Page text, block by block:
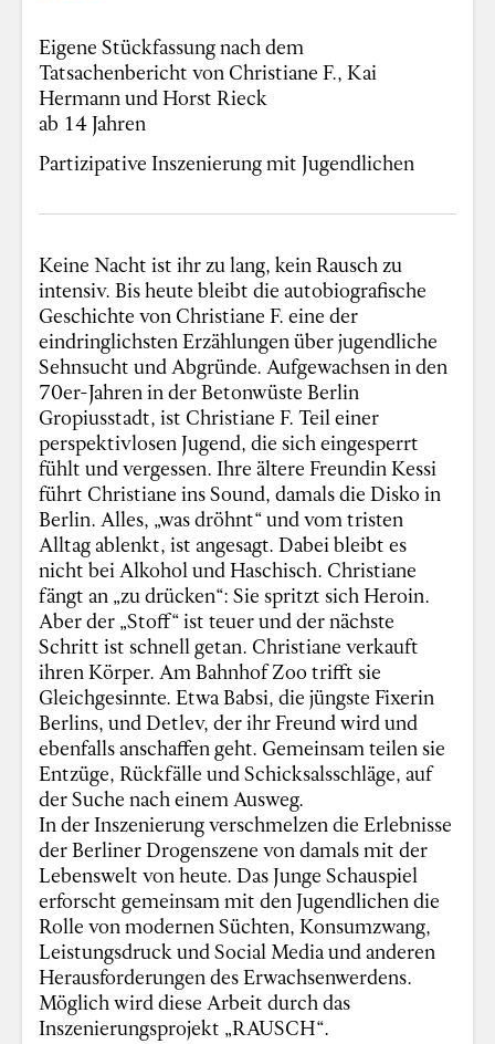
Eigene Stückfassung nach dem
Tatsachenbericht von Christiane F., Kai
Hermann und Horst Rieck
ab 14 Jahren
Partizipative Inszenierung mit Jugendlichen
Keine Nacht ist ihr zu lang, kein Rausch zu
intensiv. Bis heute bleibt die autobiografische
Geschichte von Christiane F. eine der
eindringlichsten Erzählungen über jugendliche
Sehnsucht und Abgründe. Aufgewachsen in den
70er-Jahren in der Betonwüste Berlin
Gropiusstadt, ist Christiane F. Teil einer
perspektivlosen Jugend, die sich eingesperrt
fühlt und vergessen. Ihre ältere Freundin Kessi
führt Christiane ins Sound, damals die Disko in
Berlin. Alles, „was dröhnt“ und vom tristen
Alltag ablenkt, ist angesagt. Dabei bleibt es
nicht bei Alkohol und Haschisch. Christiane
fängt an „zu drücken“: Sie spritzt sich Heroin.
Aber der „Stoff“ ist teuer und der nächste
Schritt ist schnell getan. Christiane verkauft
ihren Körper. Am Bahnhof Zoo trifft sie
Gleichgesinnte. Etwa Babsi, die jüngste Fixerin
Berlins, und Detlev, der ihr Freund wird und
ebenfalls anschaffen geht. Gemeinsam teilen sie
Entzüge, Rückfälle und Schicksalsschläge, auf
der Suche nach einem Ausweg.
In der Inszenierung verschmelzen die Erlebnisse
der Berliner Drogenszene von damals mit der
Lebenswelt von heute. Das Junge Schauspiel
erforscht gemeinsam mit den Jugendlichen die
Rolle von modernen Süchten, Konsumzwang,
Leistungsdruck und Social Media und anderen
Herausforderungen des Erwachsenwerdens.
Möglich wird diese Arbeit durch das
Inszenierungsprojekt „RAUSCH“.